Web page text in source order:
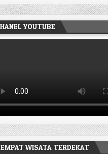
YOUTUBE
WISATA TERDEKAT